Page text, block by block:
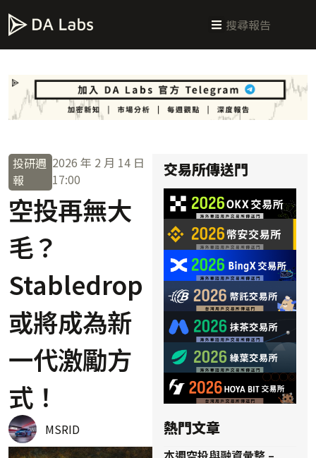
投研週
報
2026 年 2 月 14 日
17:00
空投再無大
毛？
Stabledrop
或將成為新
一代激勵方
式！
MSRID
交易所傳送門
熱門文章